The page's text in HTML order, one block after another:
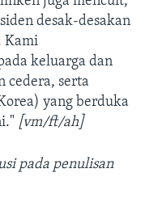
desak-desakan
Kami
keluarga dan
cedera, serta
yang berduka
[vm/ft/ah]
pada penulisan